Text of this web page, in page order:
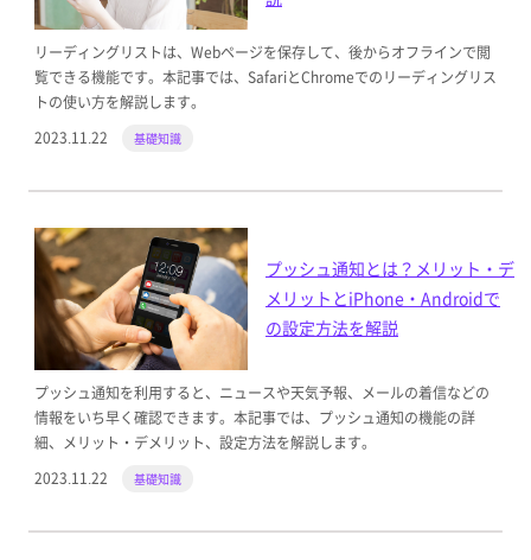
リーディングリストは、Webページを保存して、後からオフラインで閲
覧できる機能です。本記事では、SafariとChromeでのリーディングリス
トの使い方を解説します。
2023.11.22
基礎知識
プッシュ通知とは？メリット・デ
メリットとiPhone・Androidで
の設定方法を解説
プッシュ通知を利用すると、ニュースや天気予報、メールの着信などの
情報をいち早く確認できます。本記事では、プッシュ通知の機能の詳
細、メリット・デメリット、設定方法を解説します。
2023.11.22
基礎知識